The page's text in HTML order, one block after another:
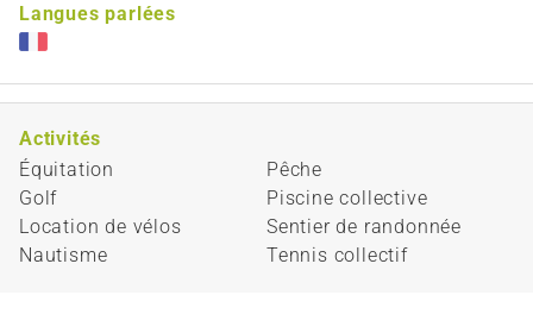
Langues parlées
Activités
Équitation
Golf
Location de vélos
Nautisme
Pêche
Piscine collective
Sentier de randonnée
Tennis collectif